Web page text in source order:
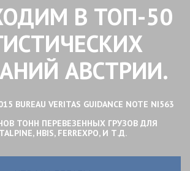
В ТОП-50
АВСТРИИ.
BUREAU VERITAS GUIDANCE NOTE NI563
ТОНН ПЕРЕВЕЗЕННЫХ ГРУЗОВ ДЛЯ
HBIS, FERREXPO, И Т.Д.